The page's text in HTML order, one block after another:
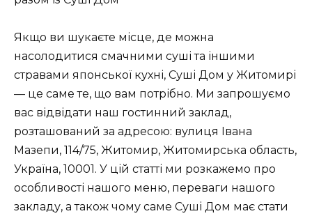
Якщо ви шукаєте місце, де можна
насолодитися смачними суші та іншими
стравами японської кухні, Суші Дом у Житомирі
— це саме те, що вам потрібно. Ми запрошуємо
вас відвідати наш гостинний заклад,
розташований за адресою: вулиця Івана
Мазепи, 114/75, Житомир, Житомирська область,
Україна, 10001. У цій статті ми розкажемо про
особливості нашого меню, переваги нашого
закладу, а також чому саме Суші Дом має стати